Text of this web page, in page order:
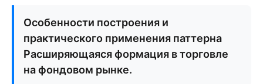
Особенности построения и
практического применения паттерна
Расширяющаяся формация в торговле
на фондовом рынке.